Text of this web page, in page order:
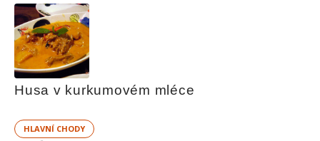
Husa v kurkumovém mléce
HLAVNÍ CHODY